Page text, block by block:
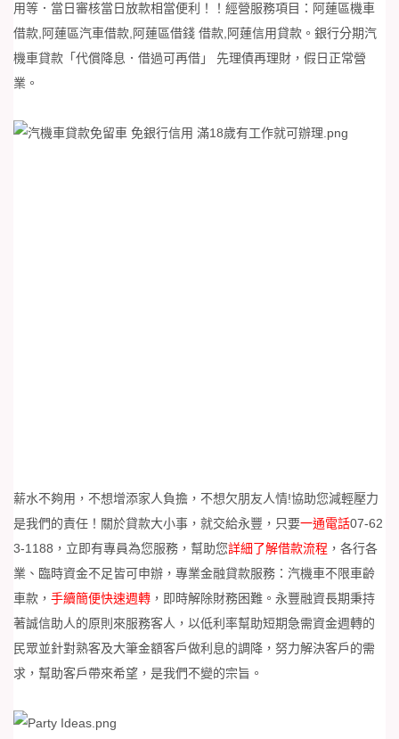
用等．當日審核當日放款相當便利！！經營服務項目：阿蓮區機車
借款,阿蓮區汽車借款,阿蓮區借錢 借款,阿蓮信用貸款。銀行分期汽
機車貸款「代償降息．借過可再借」 先理債再理財，假日正常營
業。
薪水不夠用，不想增添家人負擔，不想欠朋友人情!協助您減輕壓力
是我們的責任！關於貸款大小事，就交給永豐，只要一通電話07-62
3-1188 ，立即有專員為您服務，幫助您詳細了解借款流程 ，各行各
業、臨時資金不足皆可申辦，專業金融貸款服務：汽機車不限車齡
車款， 手續簡便快速週轉 ，即時解除財務困難。永豐融資長期秉持
著誠信助人的原則來服務客人，以低利率幫助短期急需資金週轉的
民眾並針對熟客及大筆金額客戶做利息的調降，努力解決客戶的需
求，幫助客戶帶來希望，是我們不變的宗旨。